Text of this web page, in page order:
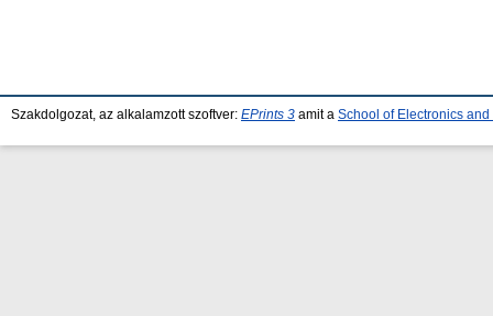
Szakdolgozat, az alkalamzott szoftver: EPrints 3 amit a School of Electronics